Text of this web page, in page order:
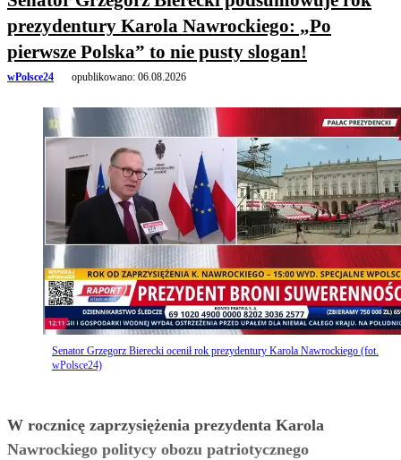
prezydentury Karola Nawrockiego: „Po
pierwsze Polska” to nie pusty slogan!
wPolsce24 opublikowano: 06.08.2026
Senator Grzegorz Bierecki ocenił rok prezydentury Karola Nawrockiego (fot.
wPolsce24)
W rocznicę zaprzysiężenia prezydenta Karola
Nawrockiego politycy obozu patriotycznego